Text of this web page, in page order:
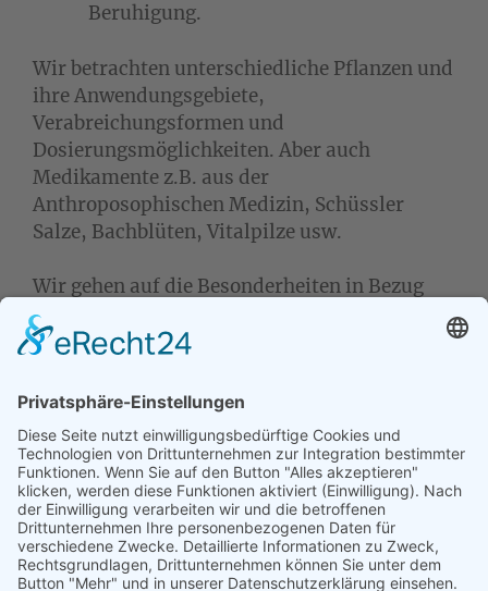
Beruhigung.
Wir betrachten unterschiedliche Pflanzen und
ihre Anwendungsgebiete,
Verabreichungsformen und
Dosierungsmöglichkeiten. Aber auch
Medikamente z.B. aus der
Anthroposophischen Medizin, Schüssler
Salze, Bachblüten, Vitalpilze usw.
Wir gehen auf die Besonderheiten in Bezug
auf den Menschen und auch verschiedene
Tierarten ein.
Absage bis 10 Tage vor dem ersten
Seminartermin möglich. Bei einer späteren
Absage sind die kompletten Seminargebühren
fällig.